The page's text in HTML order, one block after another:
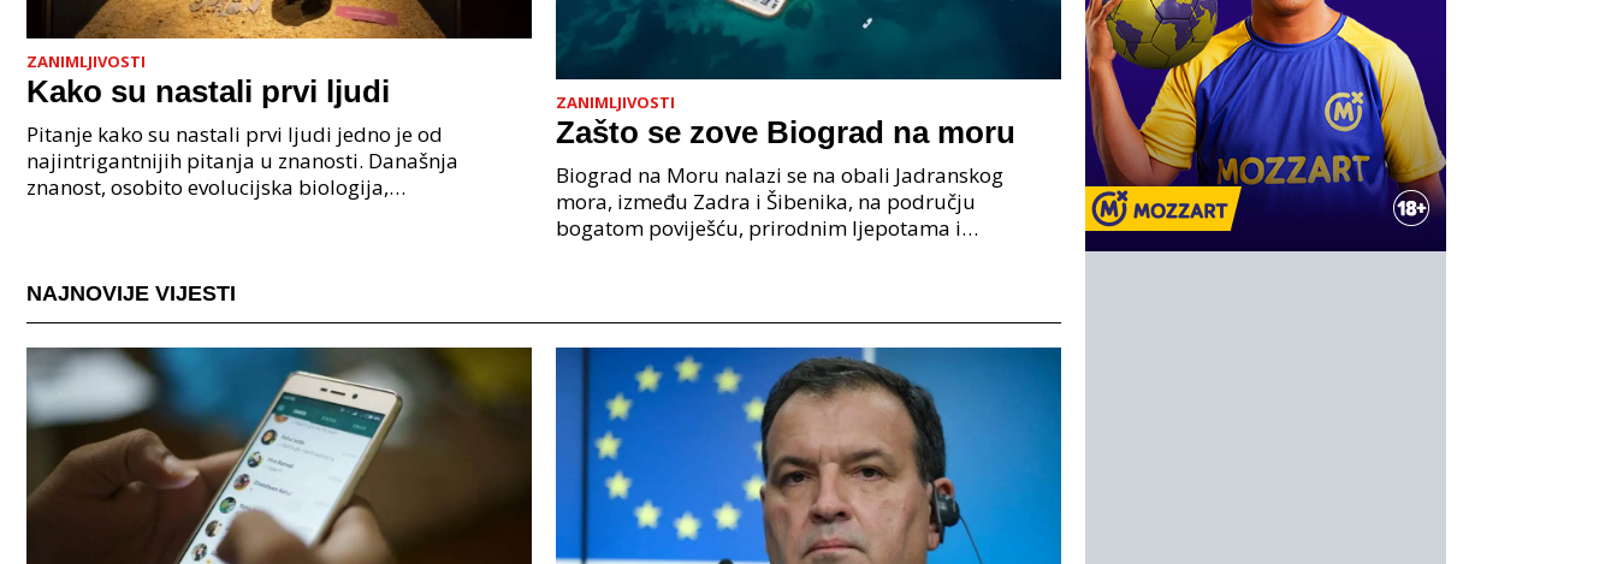
ZANIMLJIVOSTI
Kako su nastali prvi ljudi
Pitanje kako su nastali prvi ljudi jedno je od
najintrigantnijih pitanja u znanosti. Današnja
znanost, osobito evolucijska biologija,
ZANIMLJIVOSTI
Zašto se zove Biograd na moru
Biograd na Moru nalazi se na obali Jadranskog
mora, između Zadra i Šibenika, na području
bogatom poviješću, prirodnim ljepotama i
NAJNOVIJE VIJESTI